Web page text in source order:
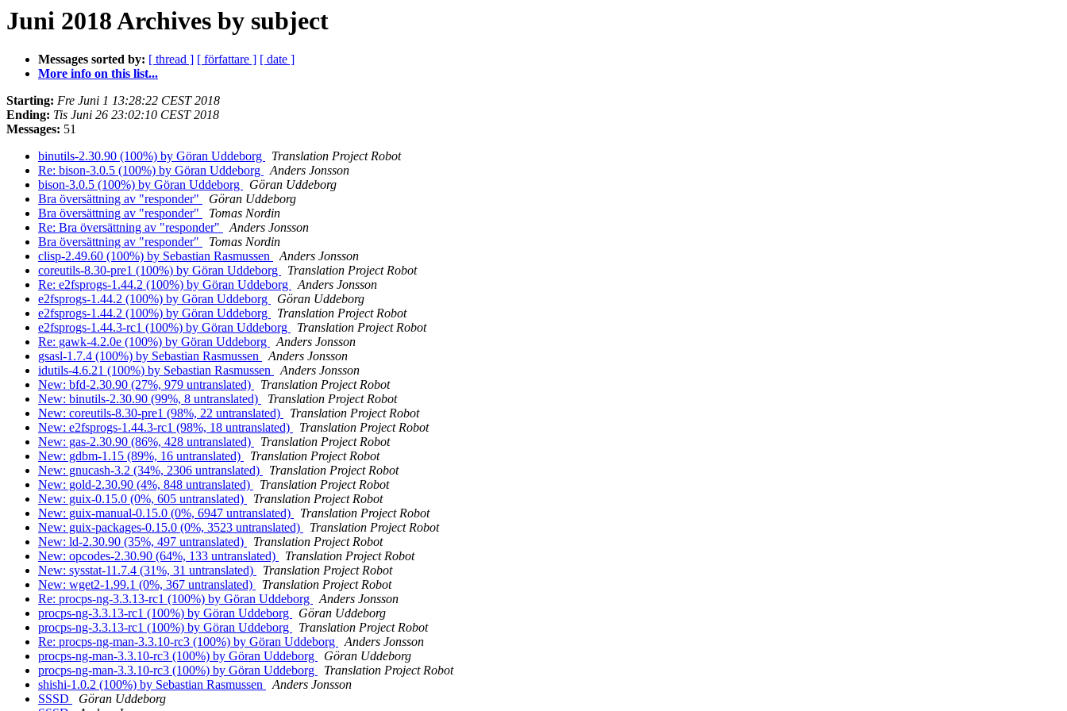
Juni 2018 Archives by subject
Messages sorted by: [ thread ] [ författare ] [ date ]
More info on this list...
Starting: Fre Juni 1 13:28:22 CEST 2018
Ending: Tis Juni 26 23:02:10 CEST 2018
Messages: 51
binutils-2.30.90 (100%) by Göran Uddeborg
Translation Project Robot
Re: bison-3.0.5 (100%) by Göran Uddeborg
Anders Jonsson
bison-3.0.5 (100%) by Göran Uddeborg
Göran Uddeborg
Bra översättning av "responder"
Göran Uddeborg
Bra översättning av "responder"
Tomas Nordin
Re: Bra översättning av "responder"
Anders Jonsson
Bra översättning av "responder"
Tomas Nordin
clisp-2.49.60 (100%) by Sebastian Rasmussen
Anders Jonsson
coreutils-8.30-pre1 (100%) by Göran Uddeborg
Translation Project Robot
Re: e2fsprogs-1.44.2 (100%) by Göran Uddeborg
Anders Jonsson
e2fsprogs-1.44.2 (100%) by Göran Uddeborg
Göran Uddeborg
e2fsprogs-1.44.2 (100%) by Göran Uddeborg
Translation Project Robot
e2fsprogs-1.44.3-rc1 (100%) by Göran Uddeborg
Translation Project Robot
Re: gawk-4.2.0e (100%) by Göran Uddeborg
Anders Jonsson
gsasl-1.7.4 (100%) by Sebastian Rasmussen
Anders Jonsson
idutils-4.6.21 (100%) by Sebastian Rasmussen
Anders Jonsson
New: bfd-2.30.90 (27%, 979 untranslated)
Translation Project Robot
New: binutils-2.30.90 (99%, 8 untranslated)
Translation Project Robot
New: coreutils-8.30-pre1 (98%, 22 untranslated)
Translation Project Robot
New: e2fsprogs-1.44.3-rc1 (98%, 18 untranslated)
Translation Project Robot
New: gas-2.30.90 (86%, 428 untranslated)
Translation Project Robot
New: gdbm-1.15 (89%, 16 untranslated)
Translation Project Robot
New: gnucash-3.2 (34%, 2306 untranslated)
Translation Project Robot
New: gold-2.30.90 (4%, 848 untranslated)
Translation Project Robot
New: guix-0.15.0 (0%, 605 untranslated)
Translation Project Robot
New: guix-manual-0.15.0 (0%, 6947 untranslated)
Translation Project Robot
New: guix-packages-0.15.0 (0%, 3523 untranslated)
Translation Project Robot
New: ld-2.30.90 (35%, 497 untranslated)
Translation Project Robot
New: opcodes-2.30.90 (64%, 133 untranslated)
Translation Project Robot
New: sysstat-11.7.4 (31%, 31 untranslated)
Translation Project Robot
New: wget2-1.99.1 (0%, 367 untranslated)
Translation Project Robot
Re: procps-ng-3.3.13-rc1 (100%) by Göran Uddeborg
Anders Jonsson
procps-ng-3.3.13-rc1 (100%) by Göran Uddeborg
Göran Uddeborg
procps-ng-3.3.13-rc1 (100%) by Göran Uddeborg
Translation Project Robot
Re: procps-ng-man-3.3.10-rc3 (100%) by Göran Uddeborg
Anders Jonsson
procps-ng-man-3.3.10-rc3 (100%) by Göran Uddeborg
Göran Uddeborg
procps-ng-man-3.3.10-rc3 (100%) by Göran Uddeborg
Translation Project Robot
shishi-1.0.2 (100%) by Sebastian Rasmussen
Anders Jonsson
SSSD
Göran Uddeborg